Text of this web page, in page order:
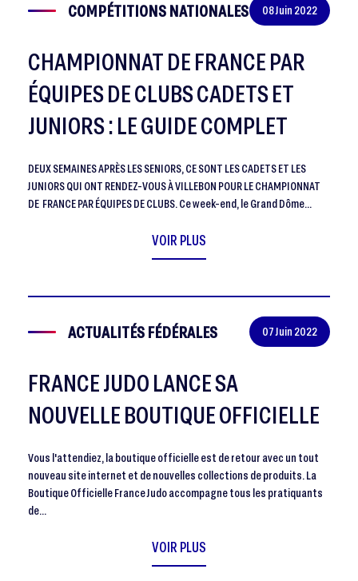
COMPÉTITIONS NATIONALES 08 Juin 2022
CHAMPIONNAT DE FRANCE PAR
ÉQUIPES DE CLUBS CADETS ET
JUNIORS : LE GUIDE COMPLET
DEUX SEMAINES APRÈS LES SENIORS, CE SONT LES CADETS ET LES
JUNIORS QUI ONT RENDEZ-VOUS À VILLEBON POUR LE CHAMPIONNAT
DE FRANCE PAR ÉQUIPES DE CLUBS. Ce week-end, le Grand Dôme…
VOIR PLUS
ACTUALITÉS FÉDÉRALES 07 Juin 2022
FRANCE JUDO LANCE SA
NOUVELLE BOUTIQUE OFFICIELLE
Vous l'attendiez, la boutique officielle est de retour avec un tout
nouveau site internet et de nouvelles collections de produits. La
Boutique Officielle France Judo accompagne tous les pratiquants
de…
VOIR PLUS